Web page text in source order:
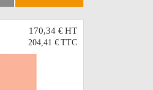
170,34 €HT
204,41 € TTC